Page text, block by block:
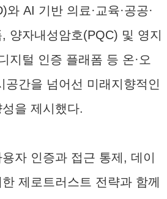
AI 기반 의료·교육·공공·
양자내성암호(PQC) 및 영지
지털 인증 플래폼 등 온·오
공간을 넘어선 미래지향적인
을 제시했다.
자 인증과 접근 통제, 데이
제로트러스트 전략과 함께